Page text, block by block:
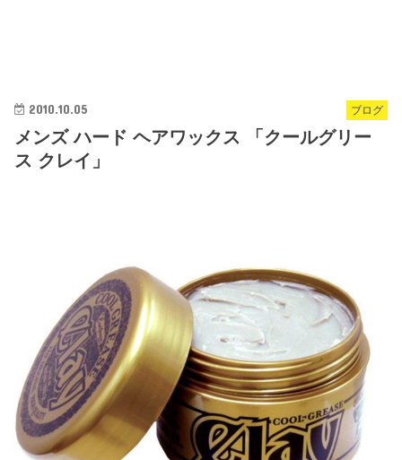
ブログ
2010.10.05
メンズ ハード ヘアワックス 「クールグリー
ス クレイ」